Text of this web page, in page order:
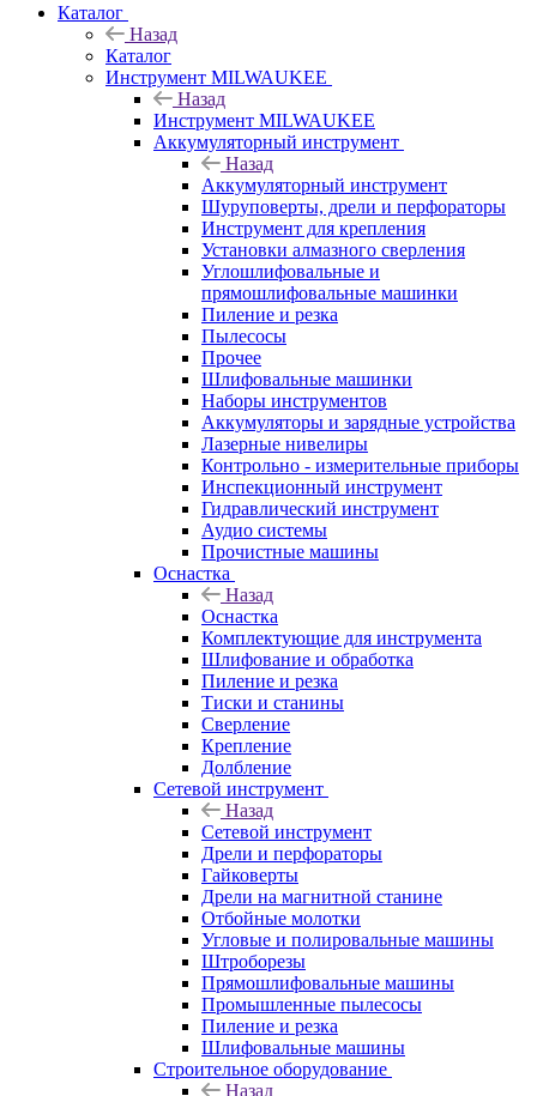
Каталог
Назад
Каталог
Инструмент MILWAUKEE
Назад
Инструмент MILWAUKEE
Аккумуляторный инструмент
Назад
Аккумуляторный инструмент
Шуруповерты, дрели и перфораторы
Инструмент для крепления
Установки алмазного сверления
Углошлифовальные и
прямошлифовальные машинки
Пиление и резка
Пылесосы
Прочее
Шлифовальные машинки
Наборы инструментов
Аккумуляторы и зарядные устройства
Лазерные нивелиры
Контрольно - измерительные приборы
Инспекционный инструмент
Гидравлический инструмент
Аудио системы
Прочистные машины
Оснастка
Назад
Оснастка
Комплектующие для инструмента
Шлифование и обработка
Пиление и резка
Тиски и станины
Сверление
Крепление
Долбление
Сетевой инструмент
Назад
Сетевой инструмент
Дрели и перфораторы
Гайковерты
Дрели на магнитной станине
Отбойные молотки
Угловые и полировальные машины
Штроборезы
Прямошлифовальные машины
Промышленные пылесосы
Пиление и резка
Шлифовальные машины
Строительное оборудование
Назад